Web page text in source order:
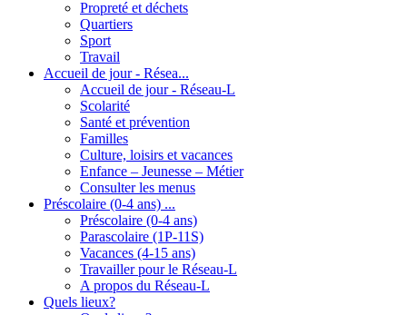
Propreté et déchets
Quartiers
Sport
Travail
Accueil de jour - Résea...
Accueil de jour - Réseau-L
Scolarité
Santé et prévention
Familles
Culture, loisirs et vacances
Enfance – Jeunesse – Métier
Consulter les menus
Préscolaire (0-4 ans) ...
Préscolaire (0-4 ans)
Parascolaire (1P-11S)
Vacances (4-15 ans)
Travailler pour le Réseau-L
A propos du Réseau-L
Quels lieux?